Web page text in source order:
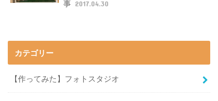
事 2017.04.30
カテゴリー
【作ってみた】フォトスタジオ